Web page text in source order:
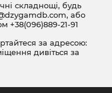
складнощі, будь
, або
+38(096)889-21-91
за адресою:
дивіться за